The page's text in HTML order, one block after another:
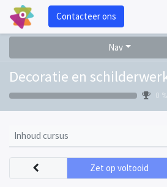
Contacteer ons
Nav
Decoratie en
0 %
Inhoud cursus
Zet op voltooid